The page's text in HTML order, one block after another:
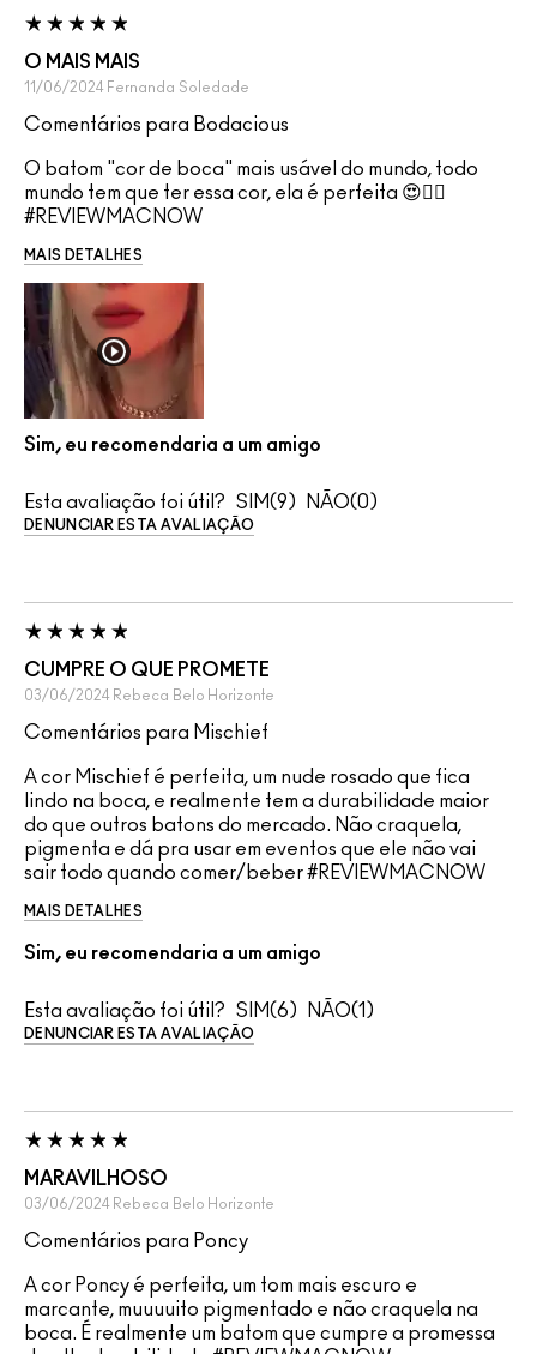
O MAIS MAIS
11/06/2024 Fernanda Soledade
Comentários para Bodacious
O batom "cor de boca" mais usável do mundo, todo
mundo tem que ter essa cor, ela é perfeita 😍😮‍💨
#REVIEWMACNOW
MAIS DETALHES
Sim, eu recomendaria a um amigo
Esta avaliação foi útil? 9 0
DENUNCIAR ESTA AVALIAÇÃO
CUMPRE O QUE PROMETE
03/06/2024 Rebeca Belo Horizonte
Comentários para Mischief
A cor Mischief é perfeita, um nude rosado que fica
lindo na boca, e realmente tem a durabilidade maior
do que outros batons do mercado. Não craquela,
pigmenta e dá pra usar em eventos que ele não vai
sair todo quando comer/beber #REVIEWMACNOW
MAIS DETALHES
Sim, eu recomendaria a um amigo
Esta avaliação foi útil? 6 1
DENUNCIAR ESTA AVALIAÇÃO
MARAVILHOSO
03/06/2024 Rebeca Belo Horizonte
Comentários para Poncy
A cor Poncy é perfeita, um tom mais escuro e
marcante, muuuuito pigmentado e não craquela na
boca. É realmente um batom que cumpre a promessa